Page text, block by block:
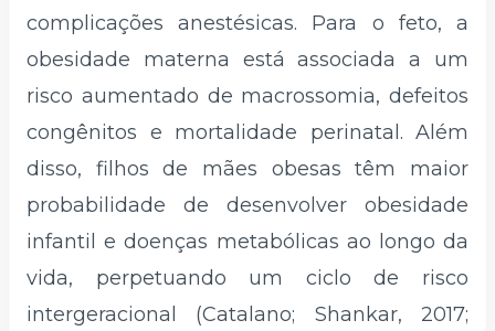
complicações anestésicas. Para o feto, a
obesidade materna está associada a um
risco aumentado de macrossomia, defeitos
congênitos e mortalidade perinatal. Além
disso, filhos de mães obesas têm maior
probabilidade de desenvolver obesidade
infantil e doenças metabólicas ao longo da
vida, perpetuando um ciclo de risco
intergeracional (Catalano; Shankar, 2017;